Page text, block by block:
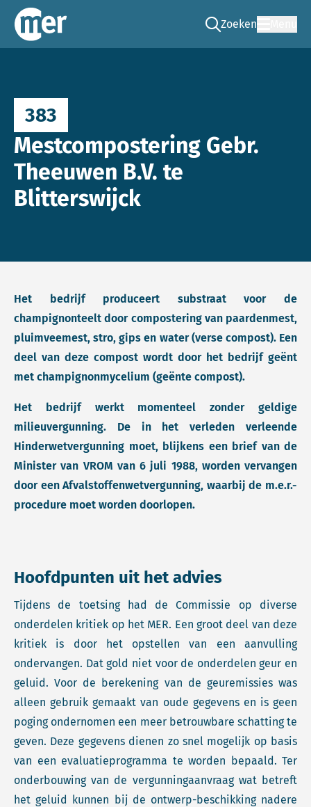
Commissie mer
Zoeken
Ga naar de zoek
383
Mestcompostering Gebr.
Theeuwen B.V. te
Blitterswijck
Het bedrijf produceert substraat voor de
champignonteelt door compostering van paardenmest,
pluimveemest, stro, gips en water (verse compost). Een
deel van deze compost wordt door het bedrijf geënt
met champignonmycelium (geënte compost).
Het bedrijf werkt momenteel zonder geldige
milieuvergunning. De in het verleden verleende
Hinderwetvergunning moet, blijkens een brief van de
Minister van VROM van 6 juli 1988, worden vervangen
door een Afvalstoffenwetvergunning, waarbij de m.e.r.-
procedure moet worden doorlopen.
Hoofdpunten uit het advies
Tijdens de toetsing had de Commissie op diverse
onderdelen kritiek op het MER. Een groot deel van deze
kritiek is door het opstellen van een aanvulling
ondervangen. Dat gold niet voor de onderdelen geur en
geluid. Voor de berekening van de geuremissies was
alleen gebruik gemaakt van oude gegevens en is geen
poging ondernomen een meer betrouwbare schatting te
geven. Deze gegevens dienen zo snel mogelijk op basis
van een evaluatieprogramma te worden bepaald. Ter
onderbouwing van de vergunningaanvraag wat betreft
het geluid kunnen bij de ontwerp-beschikking nadere